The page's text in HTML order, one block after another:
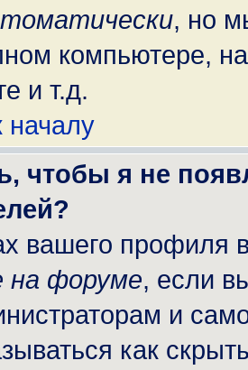
, но
компьютере,
и т.д.
началу
чтобы я не
вашего профиля
на форуме, если
и
как